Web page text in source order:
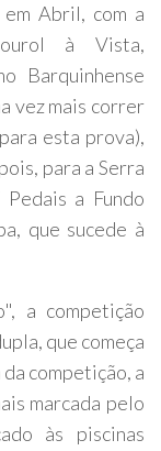
Abril, com a
à Vista,
Barquinhense
vez mais correr
esta prova),
para a Serra
a Fundo
que sucede à
a competição
que começa
competição, a
marcada pelo
às piscinas